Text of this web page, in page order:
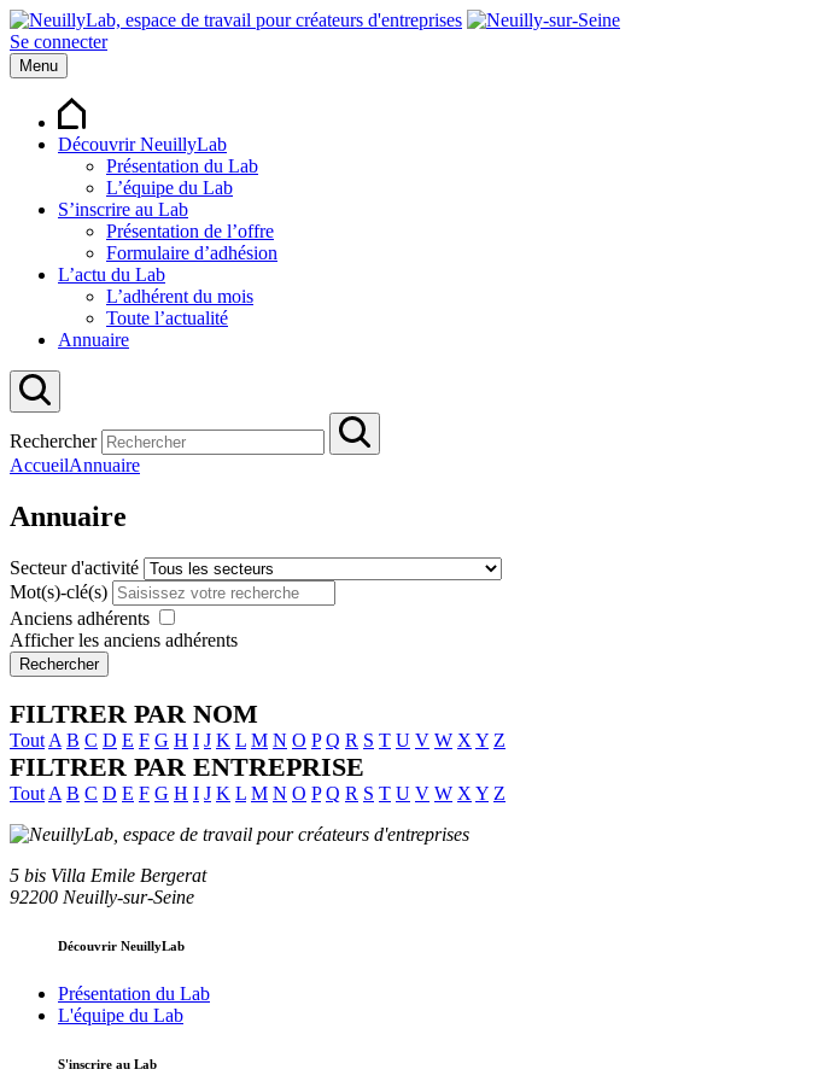
Se connecter
Menu
Découvrir NeuillyLab
Présentation du Lab
L’équipe du Lab
S’inscrire au Lab
Présentation de l’offre
Formulaire d’adhésion
L’actu du Lab
L’adhérent du mois
Toute l’actualité
Annuaire
Rechercher
AccueilAnnuaire
Annuaire
Secteur d'activité
Mot(s)-clé(s)
Anciens adhérents
Afficher les anciens adhérents
Rechercher
FILTRER PAR NOM
Tout A B C D E F G H I J K L M N O P Q R S T U V W X Y Z
FILTRER PAR ENTREPRISE
Tout A B C D E F G H I J K L M N O P Q R S T U V W X Y Z
5 bis Villa Emile Bergerat
92200 Neuilly-sur-Seine
Découvrir NeuillyLab
Présentation du Lab
L'équipe du Lab
S'inscrire au Lab